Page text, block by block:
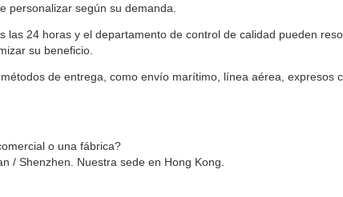
personalizar según su demanda.
las 24 horas y el departamento de control de calidad pueden
su beneficio.
de entrega, como envío marítimo, línea aérea, expresos
o una fábrica?
/ Shenzhen. Nuestra sede en Hong Kong.